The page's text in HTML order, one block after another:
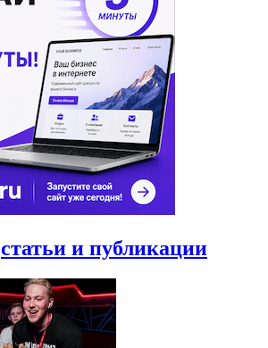
статьи и публикации